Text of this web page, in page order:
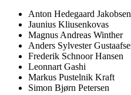
Anton Hedegaard Jakobsen
Jaunius Kliusenkovas
Magnus Andreas Winther
Anders Sylvester
Frederik Schnoor Hansen
Leonnart Gashi
Markus Pustelnik Kraft
Simon Bjørn Petersen